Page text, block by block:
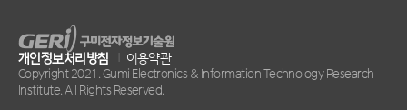
개인정보처리방침 이용약관
Copyright 2021. Gumi Electronics & Information Technology Research
Institute. All Rights Reserved.